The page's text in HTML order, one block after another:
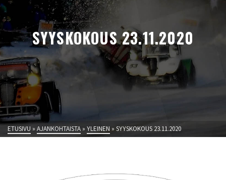
SYYSKOKOUS 23.11.2020
ETUSIVU » AJANKOHTAISTA » YLEINEN » SYYSKOKOUS 23.11.2020